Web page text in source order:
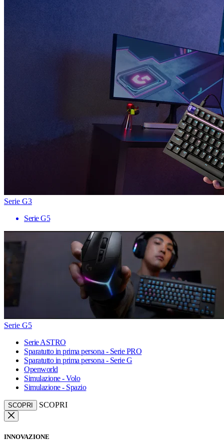
Serie G3
Serie G5
Serie G5
Serie ASTRO
Sparatutto in prima persona - Serie PRO
Sparatutto in prima persona - Serie G
Openworld
Simulazione - Volo
Simulazione - Spazio
SCOPRI SCOPRI
INNOVAZIONE